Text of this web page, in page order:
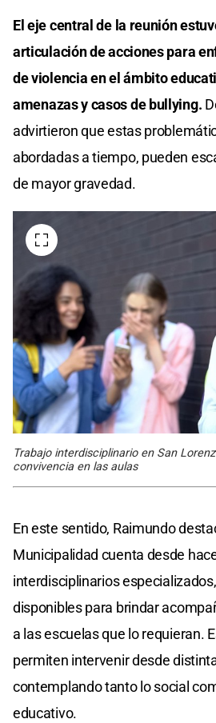
El eje central de la reunión
articulación de acciones para
de violencia en el ámbito
amenazas y casos de bullying.
advirtieron que estas
abordadas a tiempo, pueden
de mayor gravedad.
Trabajo interdisciplinario en San
convivencia en las aulas
En este sentido, Raimundo
Municipalidad cuenta desde
interdisciplinarios
disponibles para brindar
a las escuelas que lo requieran.
permiten intervenir desde
contemplando tanto lo social
educativo.